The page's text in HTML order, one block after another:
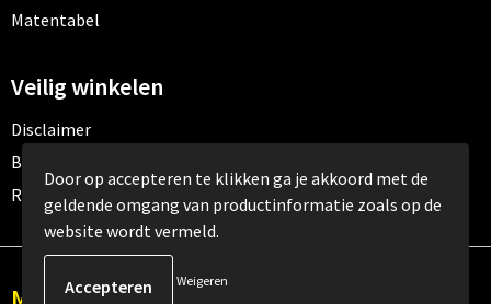
Matentabel
Veilig winkelen
Disclaimer
Betaalmethoden
Retourneren
Meld je aan voor onze nieuwsbrief
Door op accepteren te klikken ga je akkoord met de
geldende omgang van productinformatie zoals op de
website wordt vermeld.
Weigeren